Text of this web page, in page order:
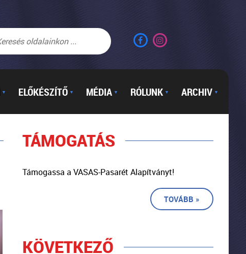
▼ ELŐKÉSZÍTŐ ▼ MÉDIA ▼ RÓLUNK ▼ ARCHIV ▼
TÁMOGATÁS
Támogassa a VASAS-Pasarét Alapítványt!
TOVÁBB »
KÖVETKEZŐ